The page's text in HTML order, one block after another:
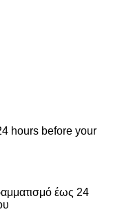
hours before your
έως 24